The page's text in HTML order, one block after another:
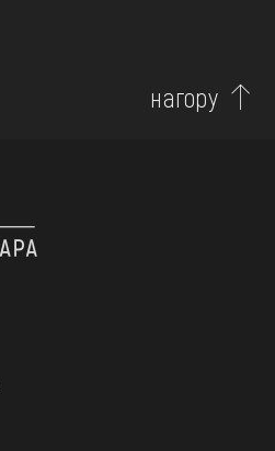
нагору